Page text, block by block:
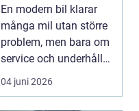
En modern bil klarar
många mil utan större
problem, men bara om
service och underhåll
sköts i tid. I...
04 juni 2026